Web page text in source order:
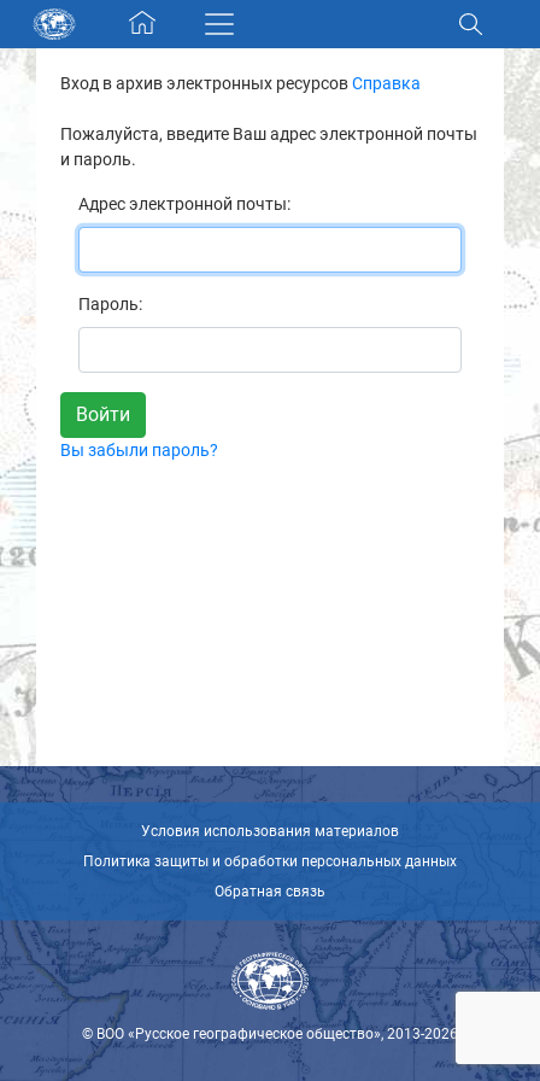
Skip navigation
Разделы и коллекции
Электронный каталог
Новости
О нас
Контакты
Партнеры
Вход в архив электронных ресурсовСправка
Пожалуйста, введите Ваш адрес электронной почты
и пароль.
Адрес электронной почты:
Пароль:
Вы забыли пароль?
Условия использования материалов
Политика защиты и обработки персональных данных
Обратная связь
© ВОО «Русское географическое общество», 2013-2026